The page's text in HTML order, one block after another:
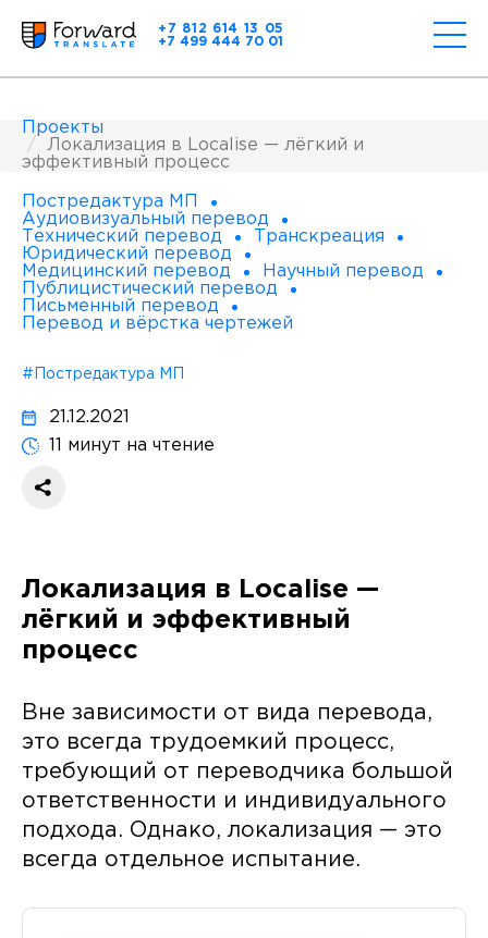
+7 812 614 13 05
+7 499 444 70 01
Проекты
Локализация в Localise — лёгкий и
эффективный процесс
Постредактура МП
Аудиовизуальный перевод
Технический перевод
Транскреация
Юридический перевод
Медицинский перевод
Научный перевод
Публицистический перевод
Письменный перевод
Перевод и вёрстка чертежей
Локализация в Localise —
лёгкий и эффективный
процесс
Вне зависимости от вида перевода,
это всегда трудоемкий процесс,
требующий от переводчика большой
ответственности и индивидуального
подхода. Однако, локализация — это
всегда отдельное испытание.
#Постредактура МП
21.12.2021
11 минут на чтение